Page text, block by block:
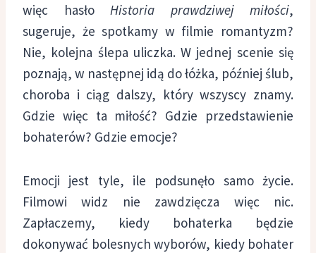
więc hasło Historia prawdziwej miłości,
sugeruje, że spotkamy w filmie romantyzm?
Nie, kolejna ślepa uliczka. W jednej scenie się
poznają, w następnej idą do łóżka, później ślub,
choroba i ciąg dalszy, który wszyscy znamy.
Gdzie więc ta miłość? Gdzie przedstawienie
bohaterów? Gdzie emocje?
Emocji jest tyle, ile podsunęło samo życie.
Filmowi widz nie zawdzięcza więc nic.
Zapłaczemy, kiedy bohaterka będzie
dokonywać bolesnych wyborów, kiedy bohater